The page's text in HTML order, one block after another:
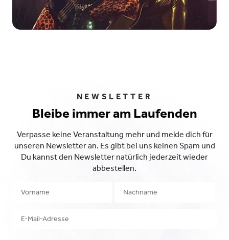
NEWSLETTER
Bleibe immer am Laufenden
Verpasse keine Veranstaltung mehr und melde dich für
unseren Newsletter an. Es gibt bei uns keinen Spam und
Du kannst den Newsletter natürlich jederzeit wieder
abbestellen.